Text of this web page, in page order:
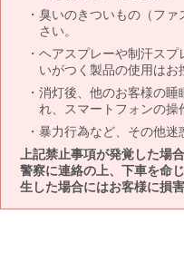
臭いのきついもの（フ
さい。
ヘアスプレーや制汗スプ
いがつく製品の使用はお
消灯後、他のお客様の
れ、スマートフォンの操
暴力行為など、その他迷
上記禁止事項が発覚した場
警察に連絡の上、下車を命
生した場合にはお客様に損